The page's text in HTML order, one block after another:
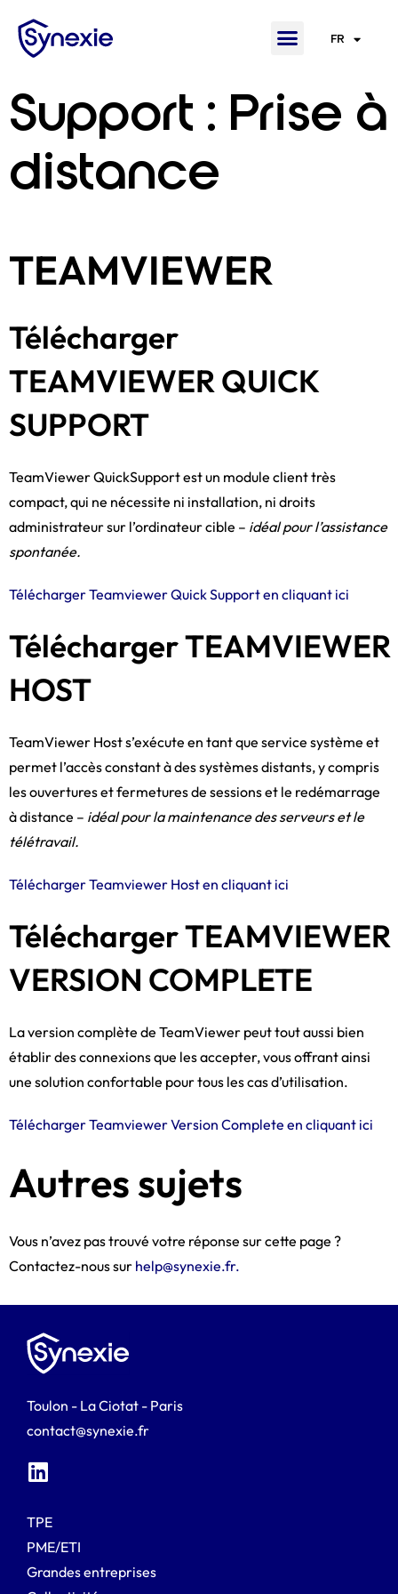
FR
EN
Support : Prise à
distance
TEAMVIEWER
Télécharger
TEAMVIEWER QUICK
SUPPORT
TeamViewer QuickSupport est un module client très
compact, qui ne nécessite ni installation, ni droits
administrateur sur l’ordinateur cible – idéal pour l’assistance
spontanée.
Télécharger Teamviewer Quick Support en cliquant ici
Télécharger TEAMVIEWER
HOST
TeamViewer Host s’exécute en tant que service système et
permet l’accès constant à des systèmes distants, y compris
les ouvertures et fermetures de sessions et le redémarrage
à distance – idéal pour la maintenance des serveurs et le
télétravail.
Télécharger Teamviewer Host en cliquant ici
Télécharger TEAMVIEWER
VERSION COMPLETE
La version complète de TeamViewer peut tout aussi bien
établir des connexions que les accepter, vous offrant ainsi
une solution confortable pour tous les cas d’utilisation.
Télécharger Teamviewer Version Complete en cliquant ici
Autres sujets
Vous n’avez pas trouvé votre réponse sur cette page ?
Contactez-nous sur help@synexie.fr.
Toulon - La Ciotat - Paris
contact@synexie.fr
TPE
PME/ETI
Grandes entreprises